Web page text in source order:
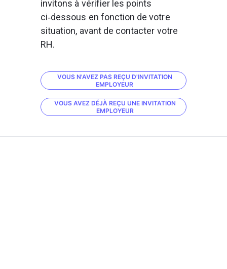
invitons à vérifier les points
ci‑dessous en fonction de votre
situation, avant de contacter votre
RH.
VOUS N'AVEZ PAS REÇU D'INVITATION
EMPLOYEUR
VOUS AVEZ DÉJÀ REÇU UNE INVITATION
EMPLOYEUR